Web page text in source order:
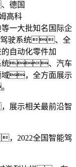
德国
高科
大批知名国际企
驾驶系统、全
自动化零件加
统、汽车
，全方面展示
展示相关最前沿智
2022全国智能驾